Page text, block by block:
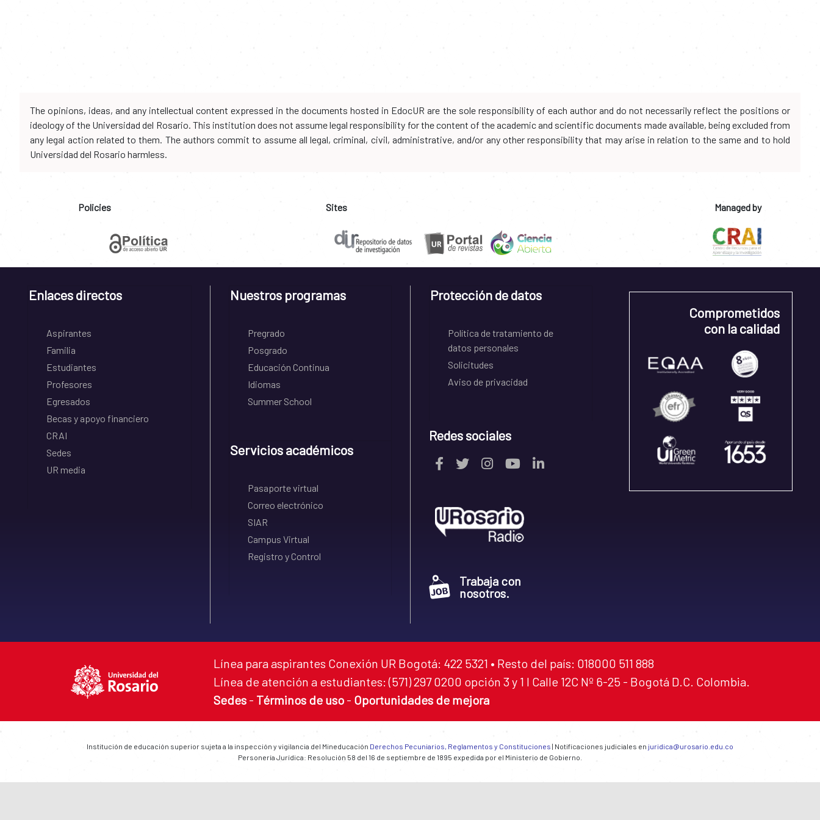
The opinions, ideas, and any intellectual content expressed in the documents hosted in EdocUR are the sole responsibility of each author and do not necessarily reflect the positions or
ideology of the Universidad del Rosario. This institution does not assume legal responsibility for the content of the academic and scientific documents made available, being excluded from
any legal action related to them. The authors commit to assume all legal, criminal, civil, administrative, and/or any other responsibility that may arise in relation to the same and to hold
Universidad del Rosario harmless.
Policies Sites Managed by
Enlaces directos
Aspirantes
Familia
Estudiantes
Profesores
Egresados
Becas y apoyo financiero
CRAI
Sedes
UR media
Nuestros programas
Pregrado
Posgrado
Educación Continua
Idiomas
Summer School
Servicios académicos
Pasaporte virtual
Correo electrónico
SIAR
Campus Virtual
Registro y Control
Protección de datos
Política de tratamiento de
datos personales
Solicitudes
Aviso de privacidad
Redes sociales
Trabaja con
nosotros.
Comprometidos
con la calidad
Línea para aspirantes Conexión UR Bogotá: 422 5321 • Resto del país: 018000 511 888
Línea de atención a estudiantes: (571) 297 0200 opción 3 y 1 I Calle 12C Nº 6-25 - Bogotá D.C. Colombia.
Sedes - Términos de uso - Oportunidades de mejora
Institución de educación superior sujeta a la inspección y vigilancia del Mineducación Derechos Pecuniarios, Reglamentos y Constituciones | Notificaciones judiciales en juridica@urosario.edu.co
Personería Jurídica: Resolución 58 del 16 de septiembre de 1895 expedida por el Ministerio de Gobierno.